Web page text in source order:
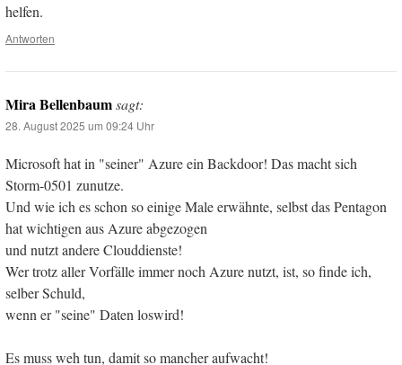
helfen.
Antworten
Mira Bellenbaumsagt:
28. August 2025 um 09:24 Uhr
Microsoft hat in "seiner" Azure ein Backdoor! Das macht sich
Storm-0501 zunutze.
Und wie ich es schon so einige Male erwähnte, selbst das Pentagon
hat wichtigen aus Azure abgezogen
und nutzt andere Clouddienste!
Wer trotz aller Vorfälle immer noch Azure nutzt, ist, so finde ich,
selber Schuld,
wenn er "seine" Daten loswird!
Es muss weh tun, damit so mancher aufwacht!